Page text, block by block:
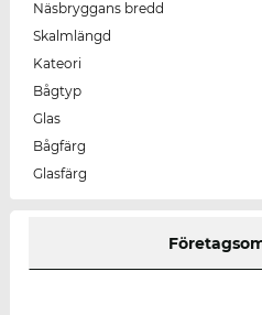
Näsbryggans bredd
Skalmlängd
Kateori
Bågtyp
Glas
Bågfärg
Glasfärg